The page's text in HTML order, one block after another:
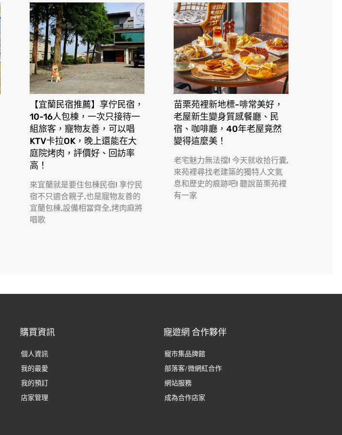
【宜蘭民宿推薦】享佇民宿，
10-16人包棟，一次只接待一
組旅客，寵物友善，可以唱
KTV卡拉OK，晚上還能在大
庭院烤肉，評價好、回訪率
高！
來宜蘭就是要住包棟民宿! 享佇民
宿不只適合親子,也是寵物友善的
宜蘭包棟,設備相當齊全,烤肉麻將
唱歌
苗栗苑裡新地標-啡常美好，
老屋新生變身質感餐廳、民
宿、咖啡廳，40年老屋竟然
變得這麼美！
老宅魅力無法擋! 今天就收拾行囊,
來苑裡尋找老建築的獨特人文氣
息和歷史的痕跡吧! 聽說苗栗苑裡
有一家
購買資訊
個人資訊
我的最愛
我的預訂
店家管理
寵遊網 合作夥伴
寵市集品牌館
部落客/微網紅合作
網站服務
成為合作店家